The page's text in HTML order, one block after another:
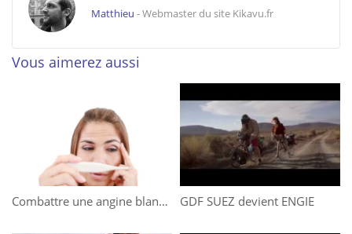
Matthieu - Webmaster du site Kikavu.fr
Vous aimerez aussi
Combattre une angine blanche GDF SUEZ devient ENGIE